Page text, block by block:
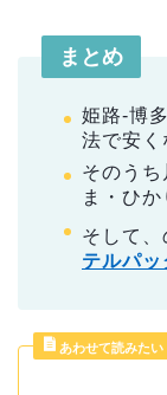
まとめ
姫路-博
法で安く
そのう
ま・ひか
そして、
テルパッ